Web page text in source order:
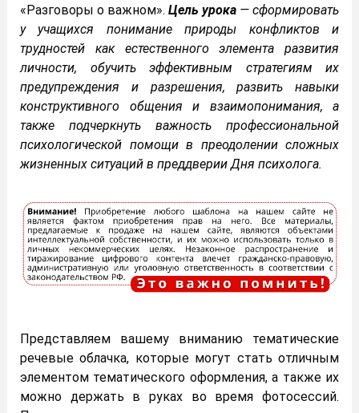
«Разговоры о важном». Цель урока — сформировать
у учащихся понимание природы конфликтов и
трудностей как естественного элемента развития
личности, обучить эффективным стратегиям их
предупреждения и разрешения, развить навыки
конструктивного общения и взаимопонимания, а
также подчеркнуть важность профессиональной
психологической помощи в преодолении сложных
жизненных ситуаций в преддверии Дня психолога.
Представляем вашему вниманию тематические
речевые облачка, которые могут стать отличным
элементом тематического оформления, а также их
можно держать в руках во время фотосессий.